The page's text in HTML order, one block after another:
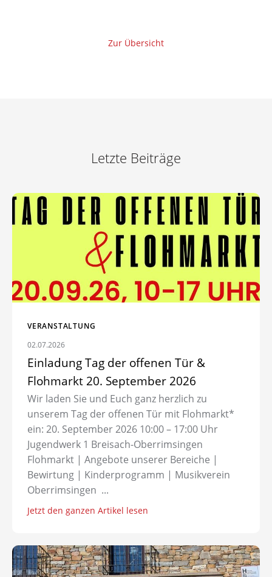
Zur Übersicht
Letzte Beiträge
Zum Artikel: Einladung Tag der offenen Tür &
Flohmarkt 20. September 2026
VERANSTALTUNG
02.07.2026
Einladung Tag der offenen Tür &
Flohmarkt 20. September 2026
Wir laden Sie und Euch ganz herzlich zu
unserem Tag der offenen Tür mit Flohmarkt*
ein: 20. September 2026 10:00 – 17:00 Uhr
Jugendwerk 1 Breisach-Oberrimsingen
Flohmarkt | Angebote unserer Bereiche |
Bewirtung | Kinderprogramm | Musikverein
Oberrimsingen ...
Jetzt den ganzen Artikel lesen
Zum Artikel: Rückblick auf unsre Zeit in Spanien